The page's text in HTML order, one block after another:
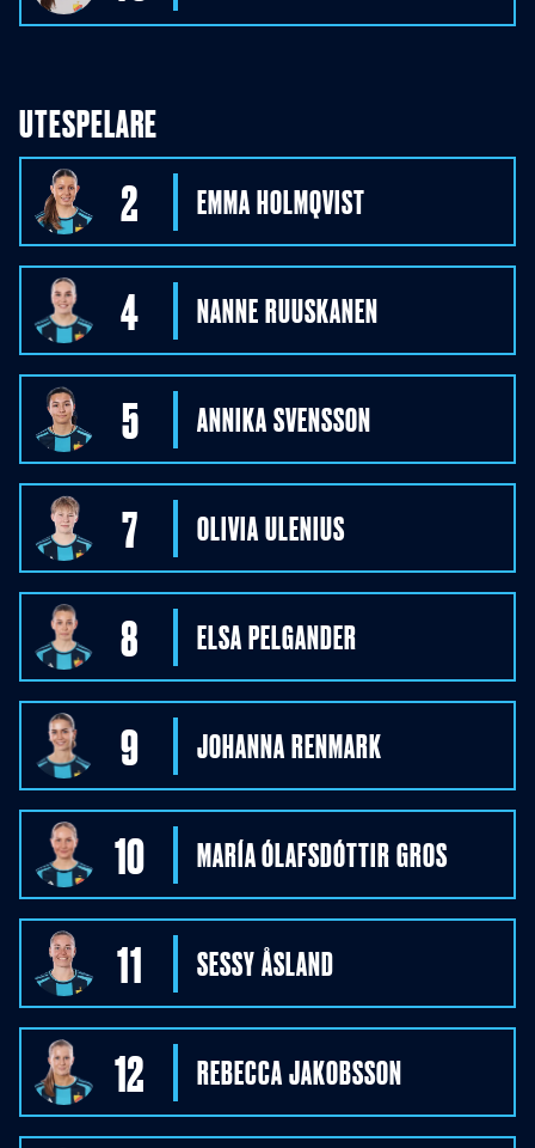
UTESPELARE
2 EMMAHOLMQVIST
4 NANNERUUSKANEN
5 ANNIKASVENSSON
7 OLIVIAULENIUS
8 ELSAPELGANDER
9 JOHANNARENMARK
10 MARÍA ÓLAFSDÓTTIRGROS
11 SESSYÅSLAND
12 REBECCAJAKOBSSON